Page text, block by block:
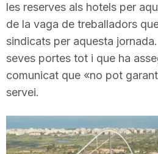
t
a
t
d
les reserves als hotels per
de la vaga de treballadors
sindicats per aquesta
seves portes tot i que ha
comunicat que «no pot
servei.